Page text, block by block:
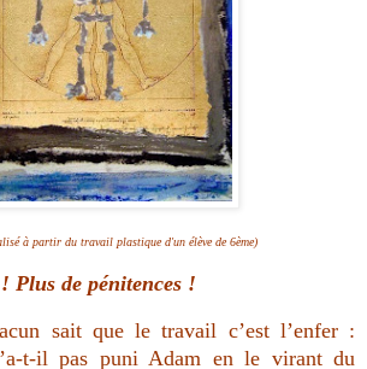
à partir du travail plastique d'un élève de 6ème)
Plus de pénitences !
sait que le travail c’est l’enfer :
t-il pas puni Adam en le virant du